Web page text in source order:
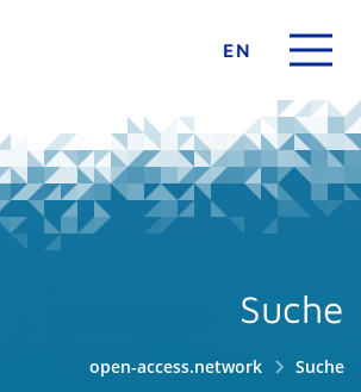
EN
Suche
open-access.network Suche